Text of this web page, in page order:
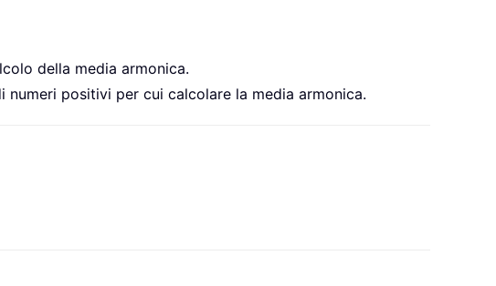
della media armonica.
positivi per cui calcolare la media armonica.